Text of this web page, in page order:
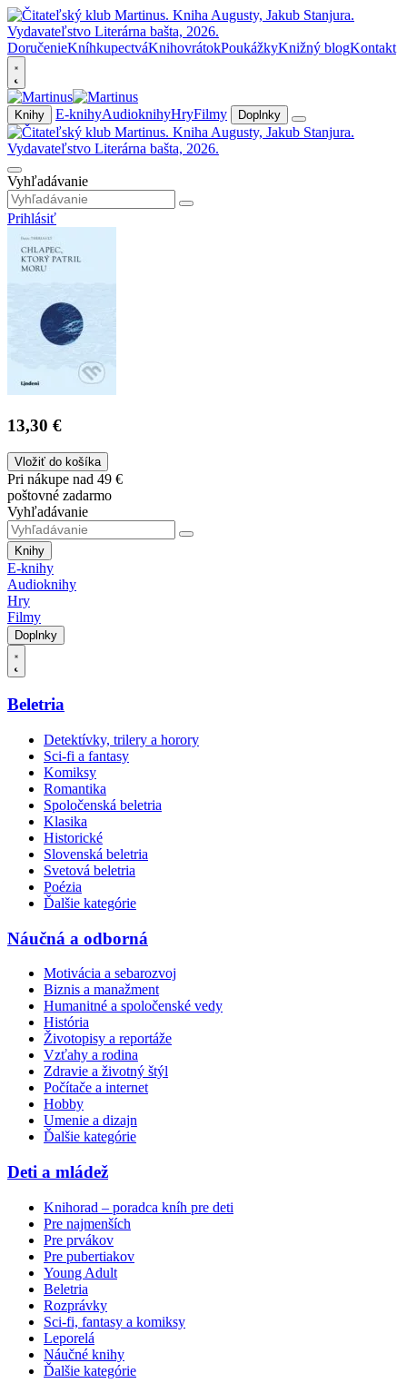
DoručenieKníhkupectváKnihovrátokPoukážkyKnižný blogKontakt
Knihy E-knihyAudioknihyHryFilmy Doplnky
Vyhľadávanie
Prihlásiť
13,30 €
Vložiť do košíka
Pri nákupe nad 49 €
poštovné zadarmo
Vyhľadávanie
Knihy
E-knihy
Audioknihy
Hry
Filmy
Doplnky
Beletria
Detektívky, trilery a horory
Sci-fi a fantasy
Komiksy
Romantika
Spoločenská beletria
Klasika
Historické
Slovenská beletria
Svetová beletria
Poézia
Ďalšie kategórie
Náučná a odborná
Motivácia a sebarozvoj
Biznis a manažment
Humanitné a spoločenské vedy
História
Životopisy a reportáže
Vzťahy a rodina
Zdravie a životný štýl
Počítače a internet
Hobby
Umenie a dizajn
Ďalšie kategórie
Deti a mládež
Knihorad – poradca kníh pre deti
Pre najmenších
Pre prvákov
Pre pubertiakov
Young Adult
Beletria
Rozprávky
Sci-fi, fantasy a komiksy
Leporelá
Náučné knihy
Ďalšie kategórie